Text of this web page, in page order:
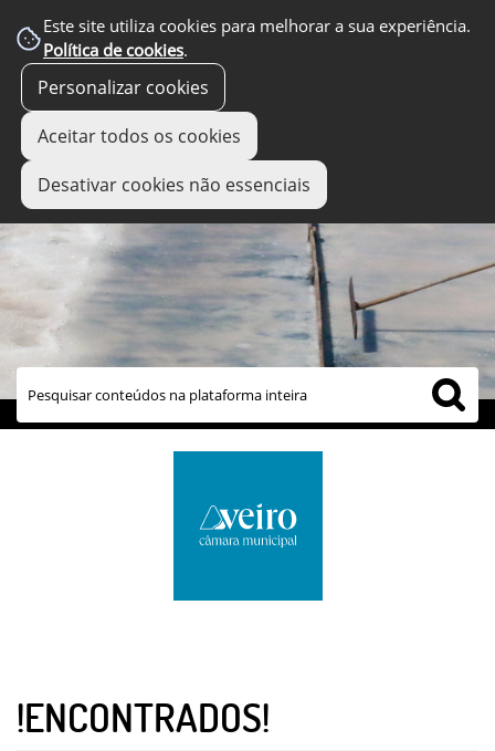
Este site utiliza cookies para melhorar a sua experiência.
Política de cookies.
Personalizar cookies
Aceitar todos os cookies
Desativar cookies não essenciais
links úteis
!ENCONTRADOS!